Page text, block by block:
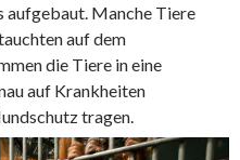
Manche Tiere
auf dem
die Tiere in eine
auf Krankheiten
tragen.